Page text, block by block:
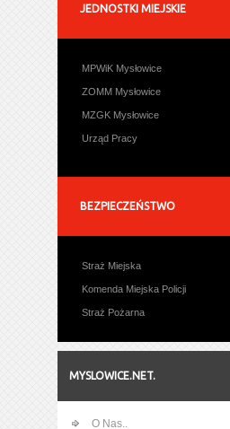
JEDNOSTKI MIEJSKIE
MPWiK Mysłowice
ZOMM Mysłowice
MZGK Mysłowice
Urząd Pracy
BEZPIECZEŃSTWO
Straż Miejska
Komenda Miejska Policji
Straż Pożarna
MYSLOWICE.NET.
O Nas..